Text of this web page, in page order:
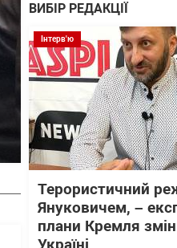
ВИБІР РЕДАКЦІЇ
Інтерв'ю
Терористичний
Януковичем, –
плани Кремля